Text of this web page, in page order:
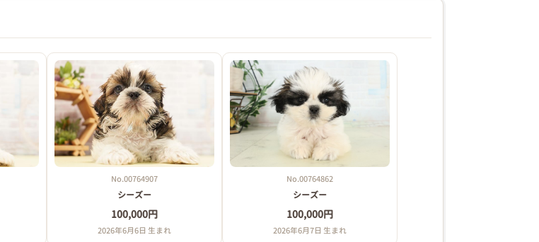
No.00764907
シーズー
100,000円
2026年6月6日 生まれ
No.00764862
シーズー
100,000円
2026年6月7日 生まれ